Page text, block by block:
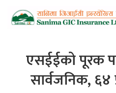
एसईईको पूरक
सार्वजनिक, ६४